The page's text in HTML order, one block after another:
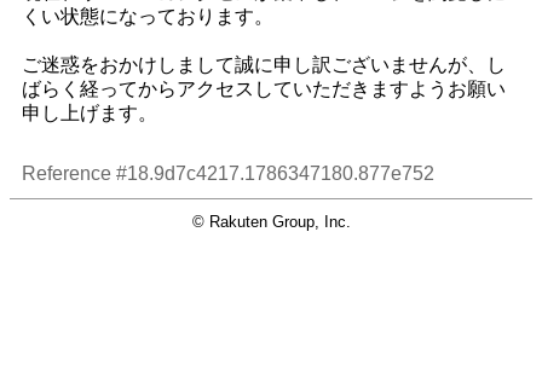
くい状態になっております。
ご迷惑をおかけしまして誠に申し訳ございませんが、し
ばらく経ってからアクセスしていただきますようお願い
申し上げます。
Reference #18.9d7c4217.1786347180.877e752
© Rakuten Group, Inc.